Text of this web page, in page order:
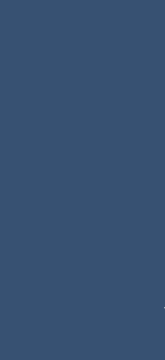
Villa Berica